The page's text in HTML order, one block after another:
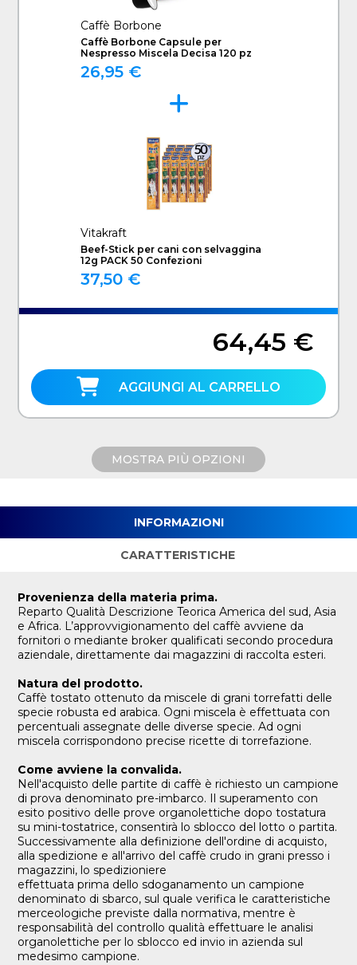
Caffè Borbone
Caffè Borbone Capsule per
Nespresso Miscela Decisa 120 pz
26,95 €
Vitakraft
Beef-Stick per cani con selvaggina
12g PACK 50 Confezioni
37,50 €
64,45 €
AGGIUNGI AL CARRELLO
MOSTRA PIÙ OPZIONI
INFORMAZIONI
CARATTERISTICHE
Provenienza della materia prima.
Reparto Qualità Descrizione Teorica America del sud, Asia
e Africa. L’approvvigionamento del caffè avviene da
fornitori o mediante broker qualificati secondo procedura
aziendale, direttamente dai magazzini di raccolta esteri.
Natura del prodotto.
Caffè tostato ottenuto da miscele di grani torrefatti delle
specie robusta ed arabica. Ogni miscela è effettuata con
percentuali assegnate delle diverse specie. Ad ogni
miscela corrispondono precise ricette di torrefazione.
Come avviene la convalida.
Nell'acquisto delle partite di caffè è richiesto un campione
di prova denominato pre-imbarco. Il superamento con
esito positivo delle prove organolettiche dopo tostatura
su mini-tostatrice, consentirà lo sblocco del lotto o partita.
Successivamente alla definizione dell'ordine di acquisto,
alla spedizione e all'arrivo del caffè crudo in grani presso i
magazzini, lo spedizioniere
effettuata prima dello sdoganamento un campione
denominato di sbarco, sul quale verifica le caratteristiche
merceologiche previste dalla normativa, mentre è
responsabilità del controllo qualità effettuare le analisi
organolettiche per lo sblocco ed invio in azienda sul
medesimo campione.